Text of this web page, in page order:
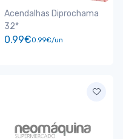
Acendalhas Diprochama
32*
0.99€0.99€/un